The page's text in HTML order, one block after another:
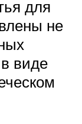
для
не
виде